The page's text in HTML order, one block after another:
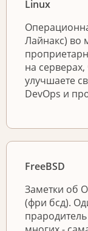
Linux
Лайнакс) во
на
улучшаете
DevOps и
FreeBSD
Заметки об
(фри бсд).